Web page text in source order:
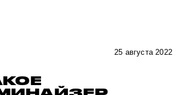
25 августа 2022